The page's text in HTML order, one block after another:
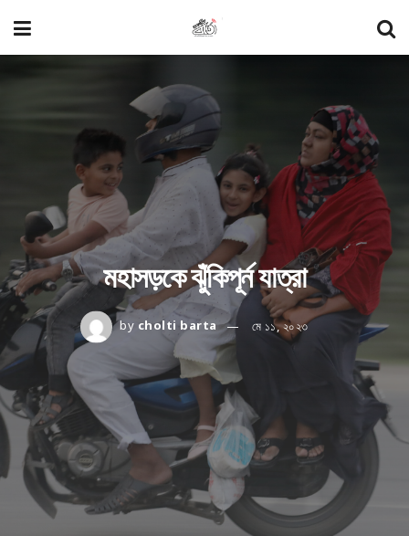
মহাসড়কে ঝুঁকিপূর্ন যাত্রা
by cholti barta মে ১১, ২০২৩